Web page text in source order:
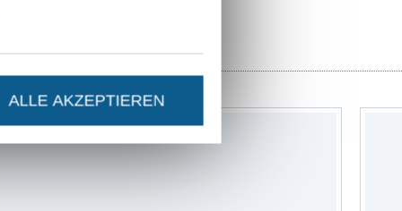
meinem
passenden
ALLE AKZEPTIEREN